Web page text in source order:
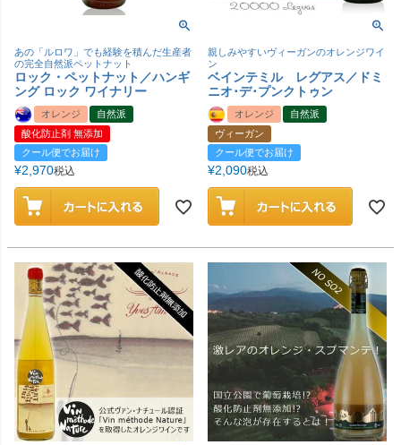
あの「ルロワ」でも経験を積んだ生産者
の完全自然派ペットナット
ロック・ペットナット／ハンギ
ング ロック ワイナリー
オレンジ
自然派
酸化防止剤 無添加
クール便でお届け
¥2,970税込
親しみやすいヴィーガンのオレンジワイ
ン
ベインテミル レグアス／ドミ
ニオ･デ･プンクトゥン
オレンジ
自然派
ヴィーガン
クール便でお届け
¥2,090税込